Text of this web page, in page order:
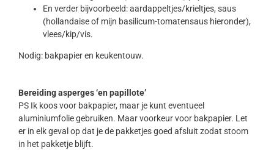
En verder bijvoorbeeld: aardappeltjes/krieltjes, saus
(hollandaise of mijn basilicum-tomatensaus hieronder),
vlees/kip/vis.
Nodig: bakpapier en keukentouw.
Bereiding asperges ‘en papillote’
PS Ik koos voor bakpapier, maar je kunt eventueel
aluminiumfolie gebruiken. Maar voorkeur voor bakpapier. Let
er in elk geval op dat je de pakketjes goed afsluit zodat stoom
in het pakketje blijft.